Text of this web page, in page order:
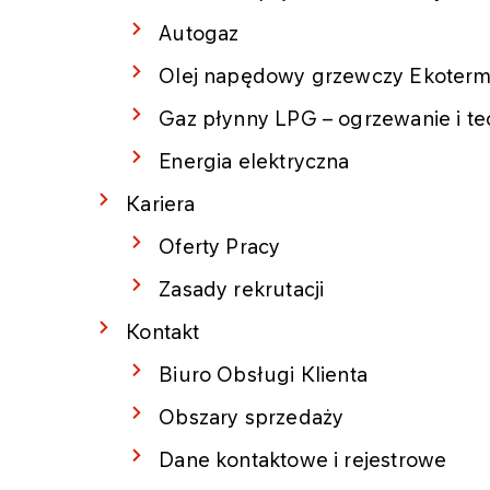
Autogaz
Olej napędowy grzewczy Ekoterm
Gaz płynny LPG – ogrzewanie i
Energia elektryczna
Kariera
Oferty Pracy
Zasady rekrutacji
Kontakt
Biuro Obsługi Klienta
Obszary sprzedaży
Dane kontaktowe i rejestrowe